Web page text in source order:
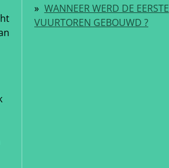
WANNEER WERD DE EERSTE
VUURTOREN GEBOUWD ?